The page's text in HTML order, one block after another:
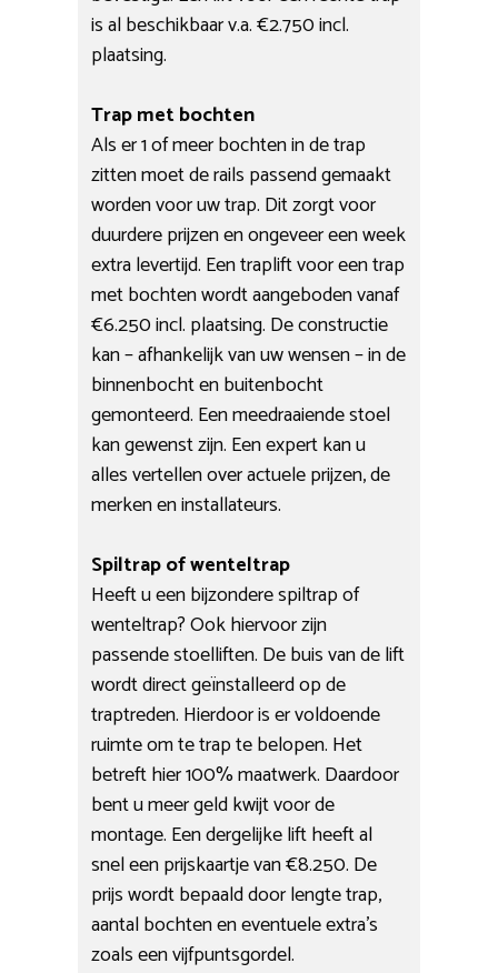
is al beschikbaar v.a. €2.750 incl.
plaatsing.
Trap met bochten
Als er 1 of meer bochten in de trap
zitten moet de rails passend gemaakt
worden voor uw trap. Dit zorgt voor
duurdere prijzen en ongeveer een week
extra levertijd. Een traplift voor een trap
met bochten wordt aangeboden vanaf
€6.250 incl. plaatsing. De constructie
kan – afhankelijk van uw wensen – in de
binnenbocht en buitenbocht
gemonteerd. Een meedraaiende stoel
kan gewenst zijn. Een expert kan u
alles vertellen over actuele prijzen, de
merken en installateurs.
Spiltrap of wenteltrap
Heeft u een bijzondere spiltrap of
wenteltrap? Ook hiervoor zijn
passende stoelliften. De buis van de lift
wordt direct geïnstalleerd op de
traptreden. Hierdoor is er voldoende
ruimte om te trap te belopen. Het
betreft hier 100% maatwerk. Daardoor
bent u meer geld kwijt voor de
montage. Een dergelijke lift heeft al
snel een prijskaartje van €8.250. De
prijs wordt bepaald door lengte trap,
aantal bochten en eventuele extra’s
zoals een vijfpuntsgordel.